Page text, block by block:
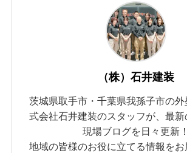
（株）石井建装
茨城県取手市・千葉県我孫子市の
式会社石井建装のスタッフが、最
現場ブログを日々更新！
地域の皆様のお役に立てる情報をお